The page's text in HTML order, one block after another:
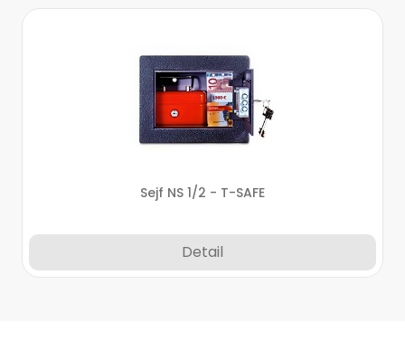
Sejf NS 1/2 - T-SAFE
Detail